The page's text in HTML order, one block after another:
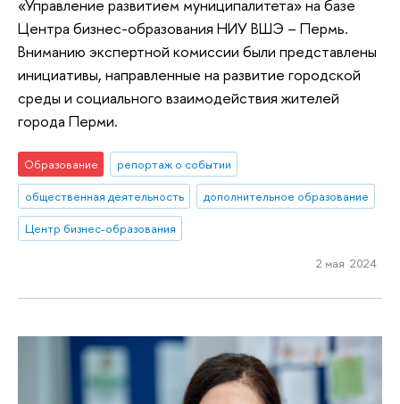
«Управление развитием муниципалитета» на базе
Центра бизнес-образования НИУ ВШЭ – Пермь.
Вниманию экспертной комиссии были представлены
инициативы, направленные на развитие городской
среды и социального взаимодействия жителей
города Перми.
Образование
репортаж о событии
общественная деятельность
дополнительное образование
Центр бизнес-образования
2 мая 2024